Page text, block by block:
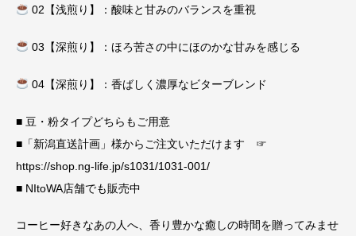
02【浅煎り】：酸味と甘みのバランスを重視
03【深煎り】：ほろ苦さの中にほのかな甘みを感じる
04【深煎り】：香ばしく濃厚なビターブレンド
■ 豆・粉タイプどちらもご用意
■「新潟直送計画」様からご注文いただけます ☞
https://shop.ng-life.jp/s1031/1031-001/
■ NItoWA店舗でも販売中
コーヒー好きなあの人へ、香り豊かな癒しの時間を贈ってみませ